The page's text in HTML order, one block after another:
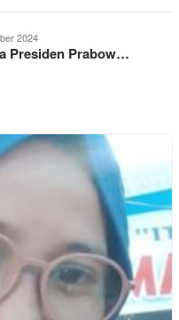
2024
Presiden Prabow…